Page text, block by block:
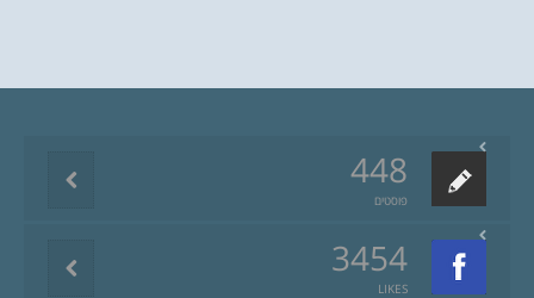
448
פוסטים
3454
LIKES